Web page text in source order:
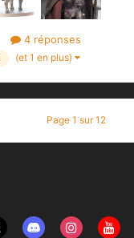
4 réponses
(et 1 en plus)
Page 1 sur 12